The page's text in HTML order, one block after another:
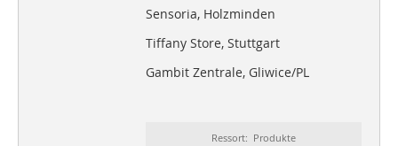
Sensoria, Holzminden
Tiffany Store, Stuttgart
Gambit Zentrale, Gliwice/PL
Ressort: Produkte